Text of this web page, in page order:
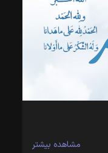
مشاهده بیشتر